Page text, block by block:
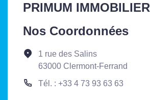
PRIMUM IMMOBILIER
Nos Coordonnées
1 rue des Salins
63000 Clermont-Ferrand
Tél. : +33 4 73 93 63 63